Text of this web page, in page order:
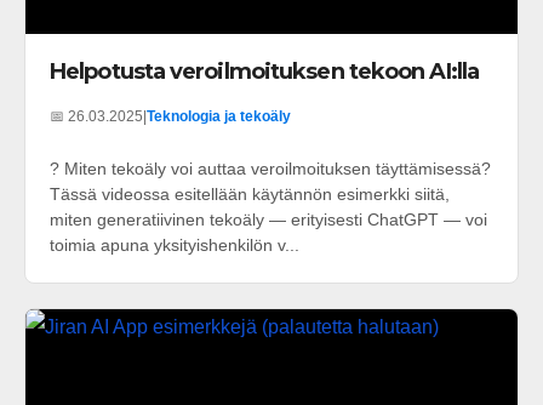
Helpotusta veroilmoituksen tekoon AI:lla
📅 26.03.2025 Teknologia ja tekoäly
? Miten tekoäly voi auttaa veroilmoituksen täyttämisessä?
Tässä videossa esitellään käytännön esimerkki siitä,
miten generatiivinen tekoäly — erityisesti ChatGPT — voi
toimia apuna yksityishenkilön v...